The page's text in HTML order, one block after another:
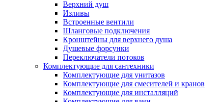
Верхний душ
Изливы
Встроенные вентили
Шланговые подключения
Кронштейны для верхнего душа
Душевые форсунки
Переключатели потоков
Комплектующие для сантехники
Комплектующие для унитазов
Комплектующие для смесителей и кранов
Комплектующие для инсталляций